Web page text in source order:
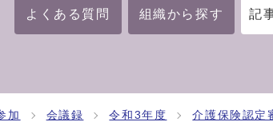
よくある質問 組織から探す 記
加 会議録 令和3年度 介護保険認定